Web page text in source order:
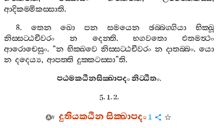
ආදිකම‍්මිකස‍්සාති.
8. තෙන ඛො පන සමයෙන ඡබ‍්බග‍්ගියා
භික‍්ඛූ
නිස‍්සට‍්ඨචීවරං
න දෙන‍්ති.භගවතො
එතමත්‍ථං
ආරොචෙසුං. “න භික‍්ඛවෙ නිස‍්සට‍්ඨචීවරං න දාතබ‍්බං. යො
න දදෙය්‍ය, ආපත‍්ති දුක‍්කටස‍්සා”ති.
පඨමකඨිනසික‍්ඛාපදංනිට‍්ඨිතං.
5. 1. 2.
දුතියකඨිනසික‍්ඛාපදං1